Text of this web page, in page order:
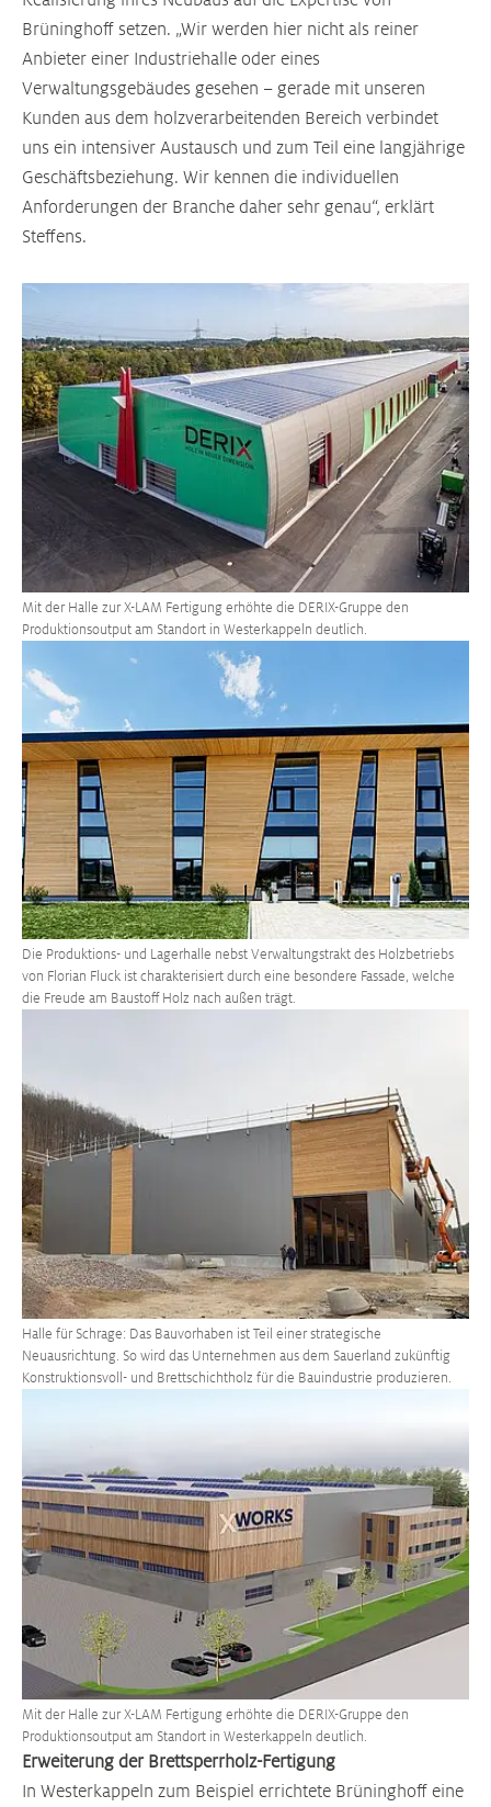
Brüninghoff setzen. „Wir werden hier nicht als reiner
Anbieter einer Industriehalle oder eines
Verwaltungsgebäudes gesehen – gerade mit unseren
Kunden aus dem holzverarbeitenden Bereich verbindet
uns ein intensiver Austausch und zum Teil eine langjährige
Geschäftsbeziehung. Wir kennen die individuellen
Anforderungen der Branche daher sehr genau“, erklärt
Steffens.
Mit der Halle zur X-LAM Fertigung erhöhte die DERIX-Gruppe den
Produktionsoutput am Standort in Westerkappeln deutlich.
Größere Version anzeigen
Die Produktions- und Lagerhalle nebst Verwaltungstrakt des Holzbetriebs
von Florian Fluck ist charakterisiert durch eine besondere Fassade, welche
die Freude am Baustoff Holz nach außen trägt.
Halle für Schrage: Das Bauvorhaben ist Teil einer strategische
Neuausrichtung. So wird das Unternehmen aus dem Sauerland zukünftig
Konstruktionsvoll- und Brettschichtholz für die Bauindustrie produzieren.
Mit der Halle zur X-LAM Fertigung erhöhte die DERIX-Gruppe den
Produktionsoutput am Standort in Westerkappeln deutlich.
Erweiterung der Brettsperrholz-Fertigung
In Westerkappeln zum Beispiel errichtete Brüninghoff eine